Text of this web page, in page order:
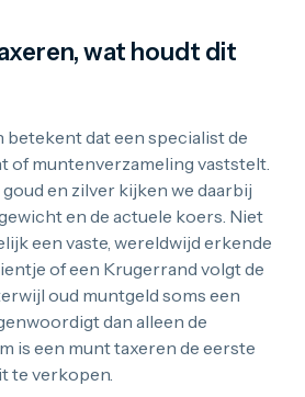
wat houdt dit
dat een specialist de
of muntenverzameling vaststelt.
en zilver kijken we daarbij
en de actuele koers. Niet
een vaste, wereldwijd erkende
of een Krugerrand volgt de
oud muntgeld soms een
dan alleen de
is een munt taxeren de eerste
te verkopen.